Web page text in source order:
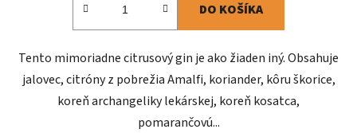
DO KOŠÍKA
Tento mimoriadne citrusový gin je ako žiaden iný. Obsahuje
jalovec, citróny z pobrežia Amalfi, koriander, kôru škorice,
koreň archangeliky lekárskej, koreň kosatca,
pomarančovú...